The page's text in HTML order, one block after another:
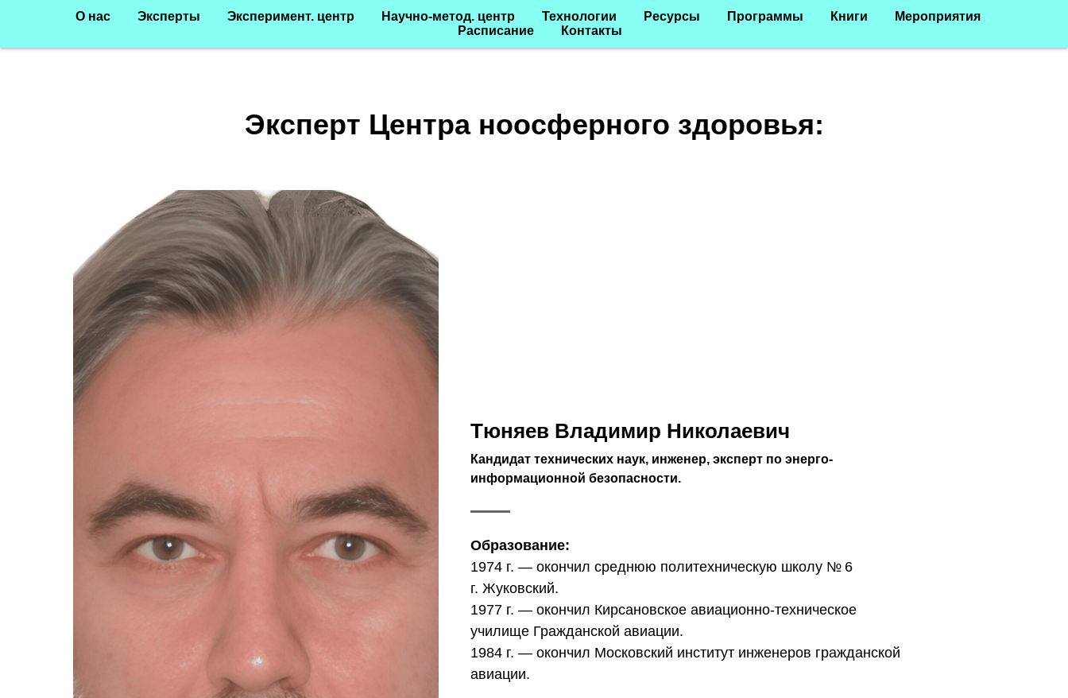
О нас Эксперты Эксперимент. центр Научно-метод. центр Технологии Ресурсы Программы Книги
Мероприятия
Расписание
Контакты
Эксперт Центра ноосферного здоровья:
Тюняев Владимир Николаевич
Кандидат технических наук, инженер, эксперт по энерго-
информационной безопасности.
Образование:
1974 г. — окончил среднюю политехническую школу № 6
г. Жуковский.
1977 г. — окончил Кирсановское авиационно-техническое
училище Гражданской авиации.
1984 г. — окончил Московский институт инженеров гражданской
авиации.